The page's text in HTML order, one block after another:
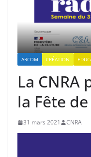
ARCOM CRÉATION
La CNRA
la Fête
31 mars 2021 CNRA